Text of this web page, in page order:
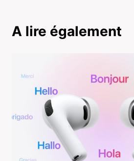
A lire également